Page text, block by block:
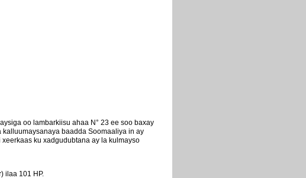
oo lambarkiisu ahaa N° 23 ee soo baxay
baadda Soomaaliya in ay
ku xadgudubtana ay la kulmayso
ilaa 101 HP.